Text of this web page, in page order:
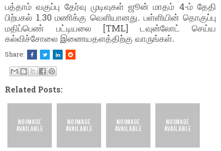
பத்தாம் வகுப்பு தேர்வு முடிவுகள் ஜூன் மாதம் 4-ம் தேதி
பிற்பகல் 1.30மணிக்கு வெளியானது. பள்ளியின் தொகுப்பு
மதிப்பெண் பட்டியலை [TML]
டவுன்லோட் செய்ய
கல்விச்சோலை இணையதளத்திற்கு வாருங்கள்.
Share:
Related Posts: